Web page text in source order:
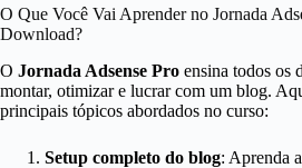
O Que Você Vai Aprender no Jornada
Download?
O Jornada Adsense Pro ensina todos os
montar, otimizar e lucrar com um blog.
principais tópicos abordados no curso:
Setup completo do blog: Aprenda